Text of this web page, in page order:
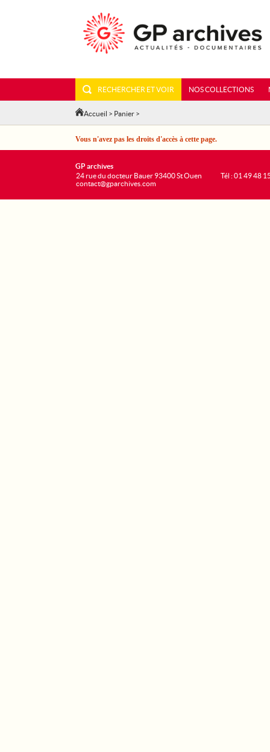
RECHERCHER ET VOIR NOS COLLECTIONS
Accueil > Panier >
Vous n'avez pas les droits d'accès à cette page.
GP archives
24 rue du docteur Bauer 93400 St Ouen
contact@gparchives.com
Tél : 01 49 48